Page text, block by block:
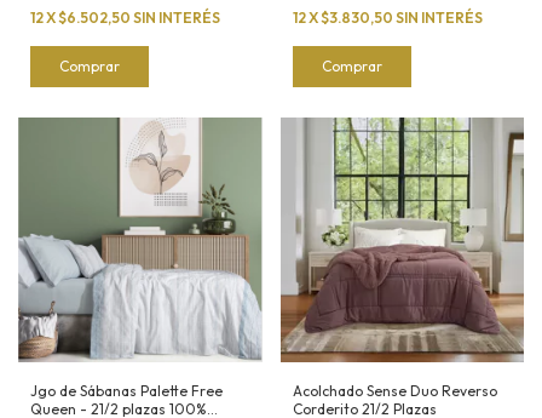
12X$6.502,50 SIN INTERÉS
Comprar
12X$3.830,50 SIN INTERÉS
Comprar
Jgo de Sábanas Palette Free
Queen - 21/2 plazas 100%
Acolchado Sense Duo Reverso
Corderito 21/2 Plazas